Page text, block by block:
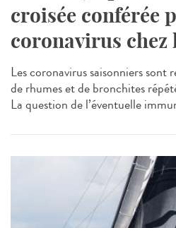
croisée conférée
coronavirus chez
Les coronavirus saisonniers sont
de rhumes et de bronchites
La question de l’éventuelle